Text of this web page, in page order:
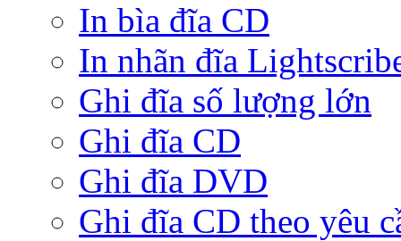
In bìa đĩa CD
In nhãn đĩa
Ghi đĩa số lượng lớn
Ghi đĩa CD
Ghi đĩa DVD
Ghi đĩa CD theo yêu